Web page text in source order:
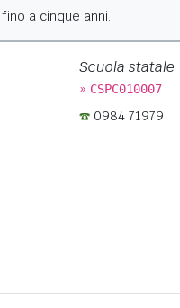
a cinque anni.
Scuola statale
» CSPC010007
0984 71979